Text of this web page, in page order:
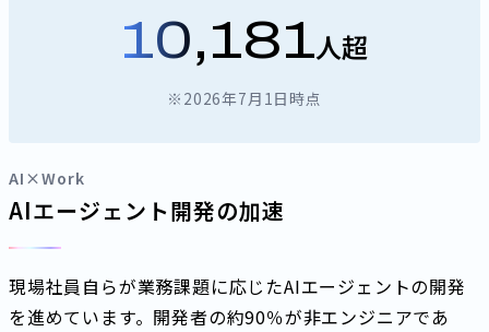
10,181人超
※2026年7月1日時点
AI×Work
AIエージェント開発の加速
現場社員自らが業務課題に応じたAIエージェントの開発
を進めています。開発者の約90％が非エンジニアであ